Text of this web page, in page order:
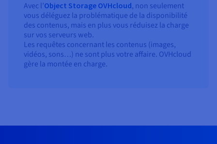
Avec l’Object Storage OVHcloud, non seulement
vous déléguez la problématique de la disponibilité
des contenus, mais en plus vous réduisez la charge
sur vos serveurs web.
Les requêtes concernant les contenus (images,
vidéos, sons…) ne sont plus votre affaire. OVHcloud
gère la montée en charge.